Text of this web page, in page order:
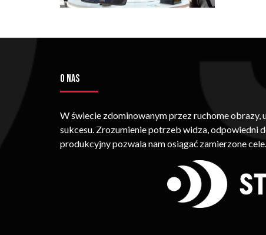
O NAS
W świecie zdominowanym przez ruchome
sukcesu. Zrozumienie potrzeb widza, odpowiedni
produkcyjny pozwala nam osiągać zamierzone cele.